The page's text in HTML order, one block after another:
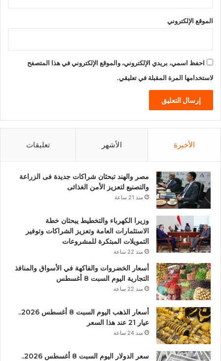
الموقع الإلكتروني
احفظ اسمي، بريدي الإلكتروني، والموقع الإلكتروني في هذا المتصفح
لاستخدامها المرة المقبلة في تعليقي.
الأخيرة الأشهر تعليقات
مصر والهند تبحثان شراكات جديدة فى الزراعة
والتصنيع لتعزيز الأمن الغذائى
منذ 21 ساعة
وزيرا الكهرباء والتخطيط يبحثان خطة
الاستثمارات العامة وتعزيز الشراكات وتوفير
التمويلات المبتكرة للمشروعات
منذ 22 ساعة
أسعار الخضروات والفاكهة في الأسواق والمنافذ
التجارية اليوم السبت 8 أغسطس
منذ 22 ساعة
أسعار الذهب اليوم السبت 8 أغسطس 2026..
عيار 21 عند هذا السعر
منذ 24 ساعة
سعر الدولار اليوم السبت 8 أغسطس 2026..